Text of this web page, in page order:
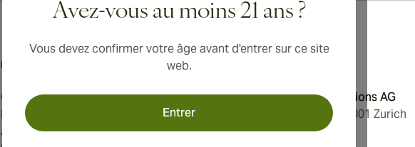
Avez-vous au moins 21 ans ?
Vous devez confirmer votre âge avant d'entrer sur ce site
web.
Entrer
Aromatica Distributions AG
Löwenstrasse 20, 8001 Zurich
Switzerland
Informations
Conditions d'utilisation
Politique de confidentialité
À propos de nous